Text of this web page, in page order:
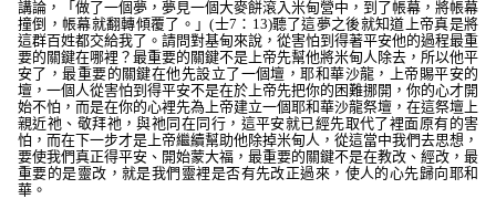
講論，
「做了一個夢，夢見一個大麥餅滾入米甸營中，到了帳幕，將帳幕
撞倒，帳幕就翻轉傾覆了。」(士7 ： 13)聽了這夢之後就知道上帝真是將
這群百姓都交給我了。請問對基甸來說，從害怕到得著平安他的過程最重
要的關鍵在哪裡？最重要的關鍵不是上帝先幫他將米甸人除去，所以他平
安了，最重要的關鍵在他先設立了一個壇，耶和華沙龍，上帝賜平安的
壇，一個人從害怕到得平安不是在於上帝先把你的困難挪開，你的心才開
始不怕，而是在你的心裡先為上帝建立一個耶和華沙龍祭壇，在這祭壇上
親近祂、敬拜祂，與祂同在同行，這平安就已經先取代了裡面原有的害
怕，而在下一步才是上帝繼續幫助他除掉米甸人，從這當中我們去思想，
要使我們真正得平安、開始蒙大福，最重要的關鍵不是在教改、經改，最
重要的是靈改，就是我們靈裡是否有先改正過來，使人的心先歸向耶和
華。